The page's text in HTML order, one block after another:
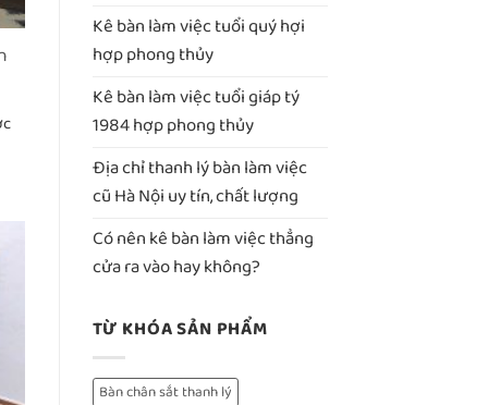
Kê bàn làm việc tuổi quý hợi
hợp phong thủy
Kê bàn làm việc tuổi giáp tý
1984 hợp phong thủy
Địa chỉ thanh lý bàn làm việc
cũ Hà Nội uy tín, chất lượng
Có nên kê bàn làm việc thẳng
cửa ra vào hay không?
TỪ KHÓA SẢN PHẨM
Bàn chân sắt thanh lý